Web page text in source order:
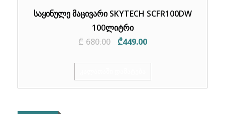
საყინულე მაცივარი SKYTECH SCFR100DW
100ლიტრი
₾ 680.00
Original
₾680.00.
₾449.00Current
₾449.00.